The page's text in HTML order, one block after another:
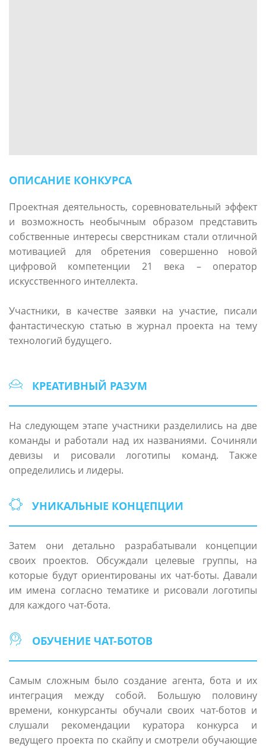
ОПИСАНИЕ КОНКУРСА
Проектная деятельность, соревновательный эффект
и возможность необычным образом представить
собственные интересы сверстникам стали отличной
мотивацией для обретения совершенно новой
цифровой компетенции 21 века – оператор
искусственного интеллекта.
Участники, в качестве заявки на участие, писали
фантастическую статью в журнал проекта на тему
технологий будущего.
КРЕАТИВНЫЙ РАЗУМ
На следующем этапе участники разделились на две
команды и работали над их названиями. Сочиняли
девизы и рисовали логотипы команд. Также
определились и лидеры.
УНИКАЛЬНЫЕ КОНЦЕПЦИИ
Затем они детально разрабатывали концепции
своих проектов. Обсуждали целевые группы, на
которые будут ориентированы их чат-боты. Давали
им имена согласно тематике и рисовали логотипы
для каждого чат-бота.
ОБУЧЕНИЕ ЧАТ-БОТОВ
Самым сложным было создание агента, бота и их
интеграция между собой. Большую половину
времени, конкурсанты обучали своих чат-ботов и
слушали рекомендации куратора конкурса и
ведущего проекта по скайпу и смотрели обучающие